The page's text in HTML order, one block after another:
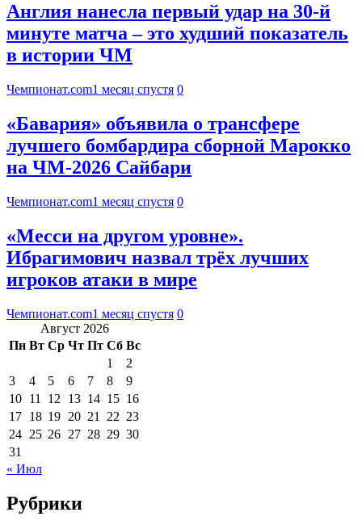
Англия нанесла первый удар на 30-й
минуте матча – это худший показатель
в истории ЧМ
Чемпионат.com1 месяц спустя 0
«Бавария» объявила о трансфере
лучшего бомбардира сборной Марокко
на ЧМ-2026 Сайбари
Чемпионат.com1 месяц спустя 0
«Месси на другом уровне».
Ибрагимович назвал трёх лучших
игроков атаки в мире
Чемпионат.com1 месяц спустя 0
Август 2026
Пн Вт Ср Чт Пт Сб Вс
1
2
3
4 5 6 7 8
9
10 11 12 13 14 15 16
17 18 19 20 21 22 23
24 25 26 27 28 29 30
31
« Июл
Рубрики